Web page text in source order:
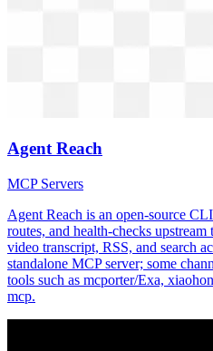
Agent Reach
MCP Servers
Agent Reach is an open-source
routes, and health-checks
video transcript, RSS, and search
standalone MCP server; some
tools such as mcporter/Exa,
mcp.